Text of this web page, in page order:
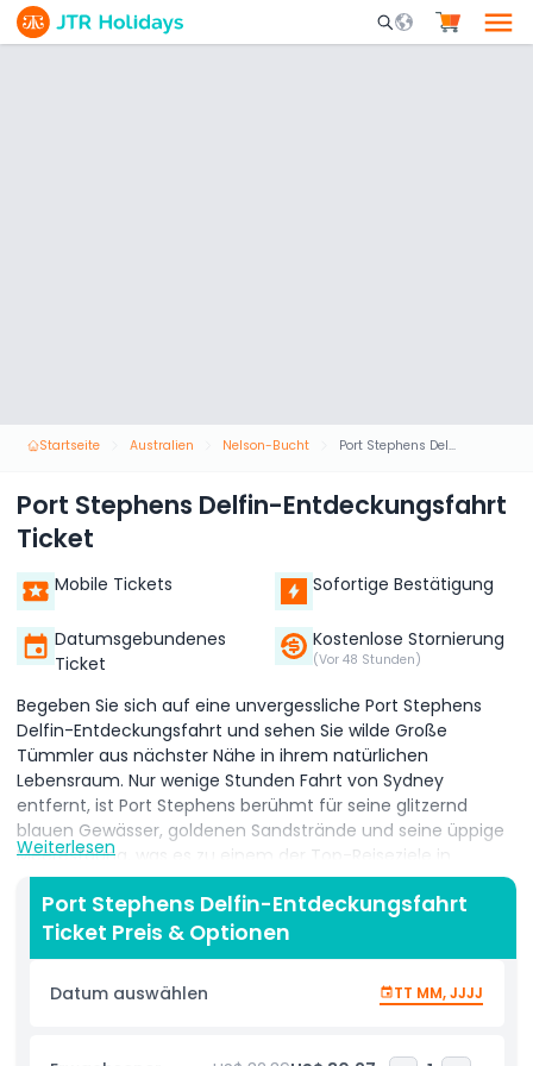
Mobile Search
Startseite Australien Nelson-Bucht Port Stephens Delfin-Entdeckungsfahrt Ticket
Port Stephens Delfin-Entdeckungsfahrt
Ticket
Mobile Tickets Sofortige Bestätigung
Datumsgebundenes
Ticket
Kostenlose Stornierung
(Vor 48 Stunden)
Begeben Sie sich auf eine unvergessliche Port Stephens
Delfin-Entdeckungsfahrt und sehen Sie wilde Große
Tümmler aus nächster Nähe in ihrem natürlichen
Lebensraum. Nur wenige Stunden Fahrt von Sydney
entfernt, ist Port Stephens berühmt für seine glitzernd
blauen Gewässer, goldenen Sandstrände und seine üppige
Meeresfauna, was es zu einem der Top-Reiseziele in
Australien für Delfinbeobachtungen macht. Steigen Sie an
Bord eines geräumigen, modernen Kreuzfahrtschiffs, das
auf Komfort ausgelegt ist, ausgestattet mit Panorama-
360°-Aussichtsdecks, die unvergleichliche
Fotomöglichkeiten und ununterbrochene Blicke auf die
verspielten Delfine bieten. Während Sie über die
Sie Delfinschulen, die anmutig neben dem Boot
Weiterlesen
Port Stephens Delfin-Entdeckungsfahrt
Ticket Preis & Optionen
Datum auswählen TT MM, JJJJ